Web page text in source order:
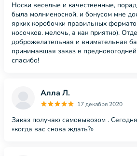
Носки веселые и качественные,
была молниеносной, и бонусом мне
ярких коробочки правильных
носочков. мелочь, а как приятно).
доброжелательная и внимательная
принимавшая заказ в
спасибо!
Алла Л.
17 декабря 2020
Заказ получаю самовывозом .
«когда вас снова ждать?»